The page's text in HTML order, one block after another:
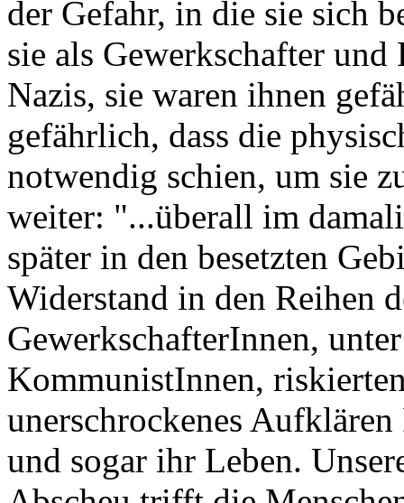
der Gefahr, in die sie sich
sie als Gewerkschafter
Nazis, sie waren ihnen
gefährlich, dass die
notwendig schien, um sie
weiter: "...überall im
später in den besetzten
Widerstand in den Reihen
GewerkschafterInnen,
KommunistInnen,
unerschrockenes
und sogar ihr Leben.